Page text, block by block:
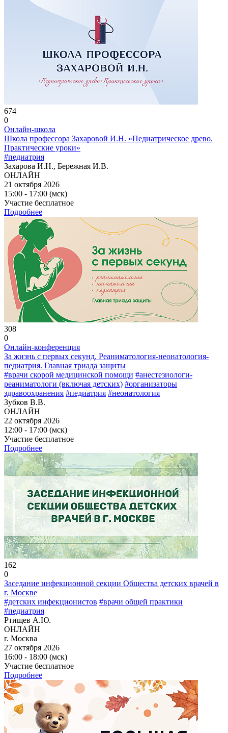
674
0
Онлайн-школа
Школа профессора Захаровой И.Н. «Педиатрическое древо.
Практические уроки»
#педиатрия
Захарова И.Н., Бережная И.В.
ОНЛАЙН
21 октября 2026
15:00 - 17:00 (мск)
Участие бесплатное
Подробнее
308
0
Онлайн-конференция
За жизнь с первых секунд. Реаниматология-неонатология-
педиатрия. Главная триада защиты
#врачи скорой медицинской помощи #анестезиологи-
реаниматологи (включая детских) #организаторы
здравоохранения #педиатрия #неонатология
Зубков В.В.
ОНЛАЙН
22 октября 2026
12:00 - 17:00 (мск)
Участие бесплатное
Подробнее
162
0
Заседание инфекционной секции Общества детских врачей в
г. Москве
#детских инфекционистов #врачи общей практики
#педиатрия
Ртищев А.Ю.
ОНЛАЙН
г. Москва
27 октября 2026
16:00 - 18:00 (мск)
Участие бесплатное
Подробнее